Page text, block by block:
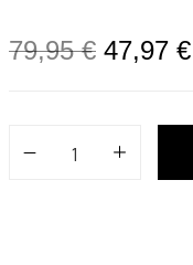
79,95€ 47,97 €